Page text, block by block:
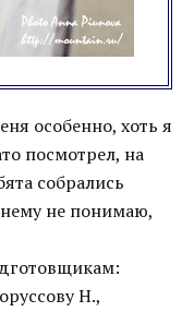
особенно, хоть я
посмотрел, на
собрались
не понимаю,
Н.,